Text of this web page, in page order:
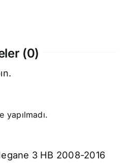
(0)
yapılmadı.
3 HB 2008-2016